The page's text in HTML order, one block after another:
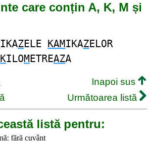
care conțin A, K, M și
IKAZELE KAMIKAZELOR
KILOMETREAZA
Inapoi sus
Următoarea listă
listă pentru:
fără cuvânt